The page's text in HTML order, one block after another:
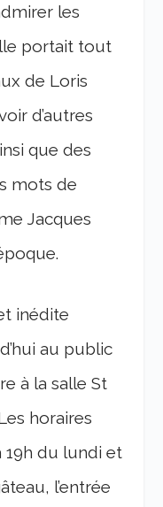
les
portait tout
de Loris
d’autres
que des
mots de
Jacques
inédite
au public
à la salle St
horaires
19h du lundi et
l’entrée